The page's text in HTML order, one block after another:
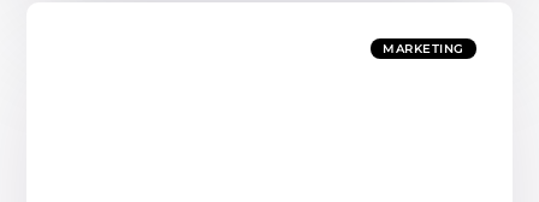
MARKETING